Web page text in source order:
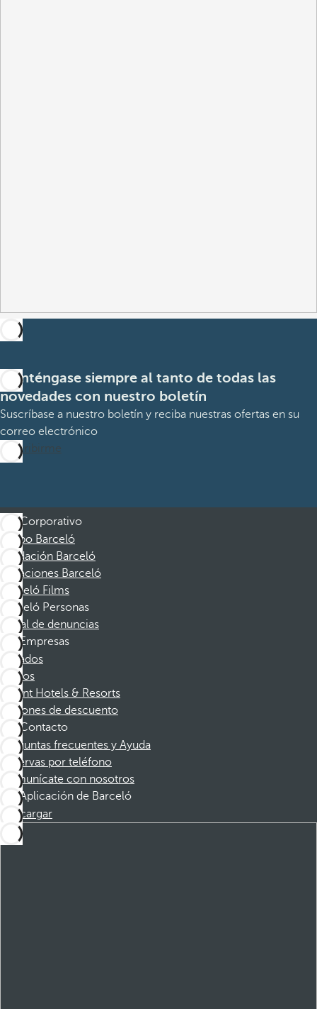
Manténgase siempre al tanto de todas las
novedades con nuestro boletín
Suscríbase a nuestro boletín y reciba nuestras ofertas en su
correo electrónico
Suscribirme
Corporativo
Grupo Barceló
Fundación Barceló
Vacaciones Barceló
Barceló Films
Barceló Personas
Canal de denuncias
Empresas
Afiliados
Socios
Dorint Hotels & Resorts
Cupones de descuento
Contacto
Preguntas frecuentes y Ayuda
Reservas por teléfono
Comunícate con nosotros
Aplicación de Barceló
Descargar